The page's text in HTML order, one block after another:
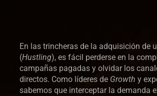
En las trincheras de la adquisición de
(Hustling), es fácil perderse en la
campañas pagadas y olvidar los
directos. Como líderes de Growth y
sabemos que interceptar la demanda